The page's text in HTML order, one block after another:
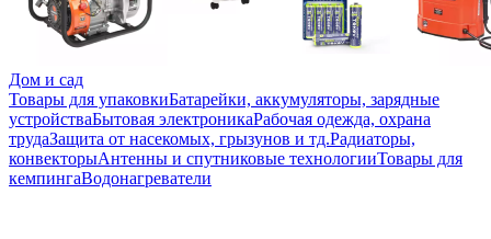
Дом и сад
Товары для упаковкиБатарейки, аккумуляторы, зарядные
устройстваБытовая электроникаРабочая одежда, охрана
трудаЗащита от насекомых, грызунов и тд.Радиаторы,
конвекторыАнтенны и спутниковые технологииТовары для
кемпингаВодонагреватели